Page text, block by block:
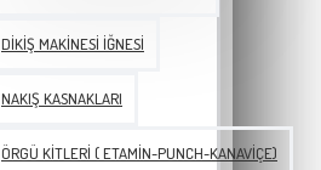
DIKIŞ MAKINESI İĞNESI
NAKIŞ KASNAKLARI
ÖRGÜ KITLERI ( ETAMIN-PUNCH-KANAVIÇE)